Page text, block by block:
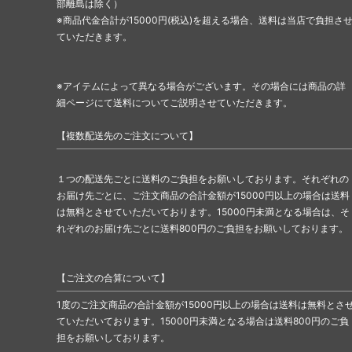
部離島は除く）
※商品代金合計が15000円(税込)を超える場合、送料は当店で負担させ
ていただきます。
※アイテムによって異なる場合がございます。その場合には商品の詳
細ページにて送料についてご説明させていただきます。
【複数配送先のご注文について】
１つの配送先ごとに送料のご負担をお願いしております。それぞれの
お届け先ごとに、ご注文商品の合計金額が15000円以上の場合は送料
は無料とさせていただいております。15000円未満となる場合は、そ
れぞれのお届け先ごとに送料800円のご負担をお願いしております。
【ご注文の合算について】
1度のご注文商品の合計金額が15000円以上の場合は送料は無料とさ
ていただいております。15000円未満となる場合は送料800円のご負
担をお願いしております。